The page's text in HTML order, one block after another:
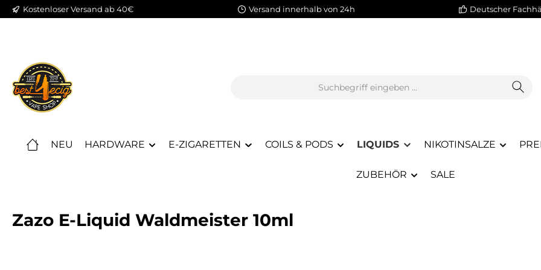
Hauptinhalt springen
Zur Suche springen
Zur Hauptnavigation springen
Kostenloser Versand ab 40€ Versand innerhalb von 24h Deutscher
NEU HARDWARE E-ZIGARETTEN COILS & PODS LIQUIDS NIKOTINSALZE
ZUBEHÖR SALE
Zazo E-Liquid Waldmeister 10ml